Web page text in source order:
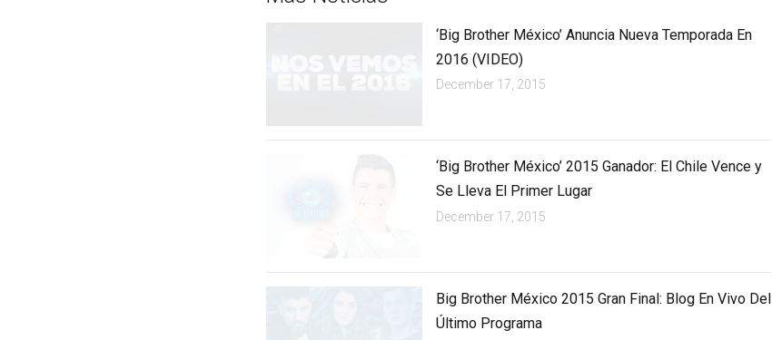
‘Big Brother México’ Anuncia Nueva Temporada En
2016 (VIDEO)
December 17, 2015
‘Big Brother México’ 2015 Ganador: El Chile Vence y
Se Lleva El Primer Lugar
December 17, 2015
Big Brother México 2015 Gran Final: Blog En Vivo Del
Último Programa